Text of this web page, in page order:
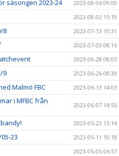
säsongen 2023-24 2023-08-04 09:00
2023-08-02 15:19
8 2023-07-13 10:31
2023-07-03 08:16
2023-06-28 08:03
9 2023-06-26 08:39
Malmö FBC 2023-06-13 14:03
i MFBC från
2023-06-07 14:55
2023-05-23 13:14
23 2023-05-11 10:18
2023-05-05 06:57